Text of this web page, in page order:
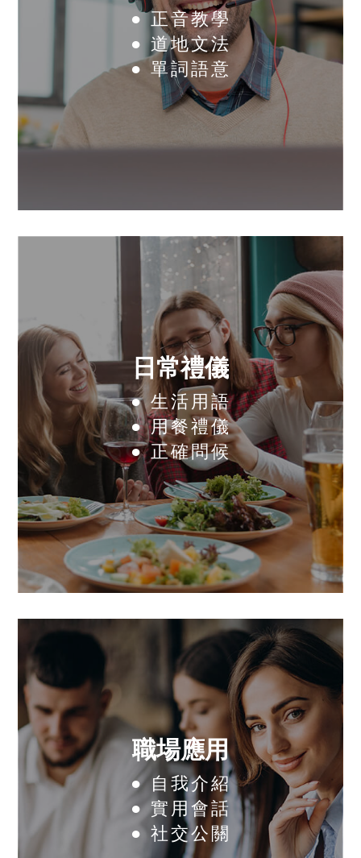
● 正音教學
● 道地文法
● 單詞語意
日常禮儀
● 生活用語
● 用餐禮儀
● 正確問候
職場應用
● 自我介紹
● 實用會話
● 社交公關